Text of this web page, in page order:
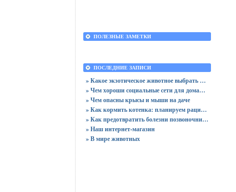
ПОЛЕЗНЫЕ ЗАМЕТКИ
ПОСЛЕДНИЕ ЗАПИСИ
» Какое экзотическое животное выбрать для квартиры?
» Чем хороши социальные сети для домашних питомцев?
» Чем опасны крысы и мыши на даче
» Как кормить котенка: планируем рацион для домашнего любимца
» Как предотвратить болезни позвоночника у собак породы бигль?
» Наш интернет-магазин
» В мире животных